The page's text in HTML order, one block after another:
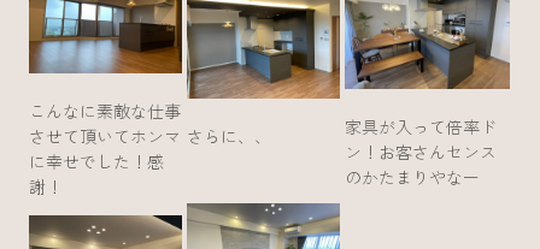
こんなに素敵な仕事
させて頂いてホンマ
に幸せでした！感
謝！
さらに、、
家具が入って倍率ド
ン！お客さんセンス
のかたまりやなー